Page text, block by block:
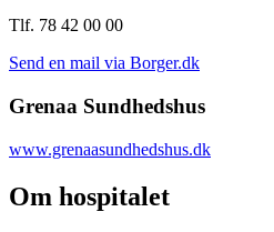
Tlf. 78 42 00 00
Send en mail via Borger.dk
Grenaa Sundhedshus
www.grenaasundhedshus.dk
Om hospitalet